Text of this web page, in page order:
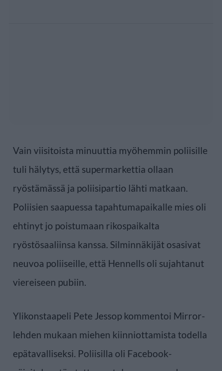
Vain viisitoista minuuttia myöhemmin poliisille
tuli hälytys, että supermarkettia ollaan
ryöstämässä ja poliisipartio lähti matkaan.
Poliisien saapuessa tapahtumapaikalle mies oli
ehtinyt jo poistumaan rikospaikalta
ryöstösaaliinsa kanssa. Silminnäkijät osasivat
neuvoa poliiseille, että Hennells oli sujahtanut
viereiseen pubiin.
Ylikonstaapeli Pete Jessop kommentoi Mirror-
lehden mukaan miehen kiinniottamista todella
epätavalliseksi. Poliisilla oli Facebook-